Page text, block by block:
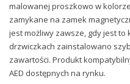
malowanej proszkowo w
zamykane na zamek
jest możliwy zawsze, gdy jest to
drzwiczkach zainstalowano
zawartości. Produkt
AED dostępnych na rynku.